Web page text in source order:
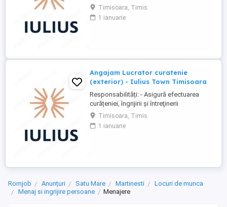
amplasamentului exterior al Mall-ului; -
Colectează cartoanele din locaţie şi le
trimite spre punctul de colectare; - Pe timp
Timisoara, Timis
1 ianuarie
Angajam Lucrator curatenie
(exterior) - Iulius Town Timisoara
Responsabilități: - Asigură efectuarea
curățeniei, îngrijirii şi întreţinerii
amplasamentului exterior al Mall-ului; -
Colectează cartoanele din locaţie şi le
trimite spre punctul de colectare; - Pe timp
Timisoara, Timis
1 ianuarie
Romjob Anunțuri Satu Mare Martinesti
Locuri de munca
Menaj si ingrijire persoane
Menajere